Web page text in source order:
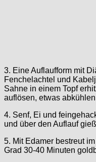
3. Eine Auflaufform mit
Fenchelachtel und
Sahne in einem Topf
auflösen, etwas
4. Senf, Ei und
und über den Auflauf
5. Mit Edamer bestreut
Grad 30-40 Minuten